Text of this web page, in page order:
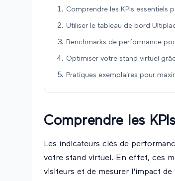
Comprendre les KPIs essentiels
Utiliser le tableau de bord
Benchmarks de performance
Optimiser votre stand virtuel
Pratiques exemplaires pour
Comprendre les
Les indicateurs clés de
votre stand virtuel. En effet, ces
visiteurs et de mesurer l'impact